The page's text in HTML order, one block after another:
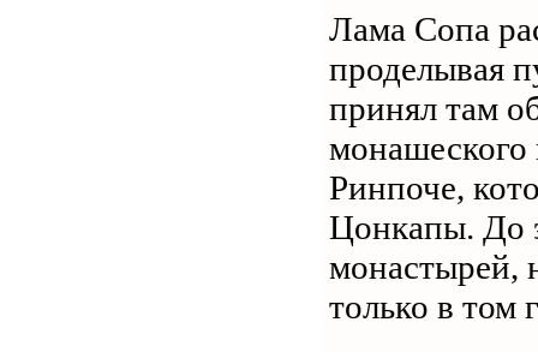
Лама Сопа
проделывая
принял там
Ринпоче,
Цонкапы. До
монастырей,
только в том